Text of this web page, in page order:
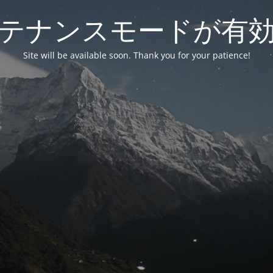
ナンスモードが有
Site will be available soon. Thank you for your patience!